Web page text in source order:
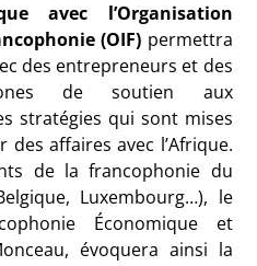
avec l’Organisation
(OIF) permettra
des entrepreneurs et des
de soutien aux
stratégies qui sont mises
affaires avec l’Afrique.
de la francophonie du
Luxembourg…), le
Économique et
évoquera ainsi la